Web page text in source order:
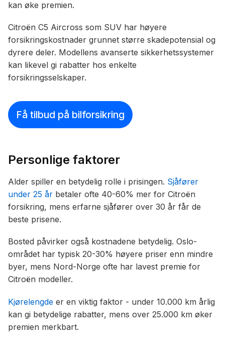
kan øke premien.
Citroën C5 Aircross som SUV har høyere
forsikringskostnader grunnet større skadepotensial og
dyrere deler. Modellens avanserte sikkerhetssystemer
kan likevel gi rabatter hos enkelte
forsikringsselskaper.
Få tilbud på bilforsikring
Personlige faktorer
Alder spiller en betydelig rolle i prisingen. Sjåfører
under 25 år betaler ofte 40-60% mer for Citroën
forsikring, mens erfarne sjåfører over 30 år får de
beste prisene.
Bosted påvirker også kostnadene betydelig. Oslo-
området har typisk 20-30% høyere priser enn mindre
byer, mens Nord-Norge ofte har lavest premie for
Citroën modeller.
Kjørelengde er en viktig faktor - under 10.000 km årlig
kan gi betydelige rabatter, mens over 25.000 km øker
premien merkbart.